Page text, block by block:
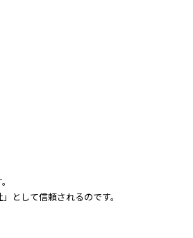
として信頼されるのです。